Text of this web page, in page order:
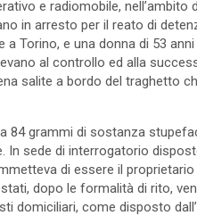
e radiomobile,
in arresto per il reato di
Torino, e una donna di 53
al controllo ed alla
salite a bordo del traghetto
84 grammi di sostanza
In sede di interrogatorio
di essere il
dopo le formalità di rito,
domiciliari, come disposto